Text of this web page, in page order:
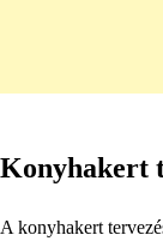
Konyhakert
A konyhakert